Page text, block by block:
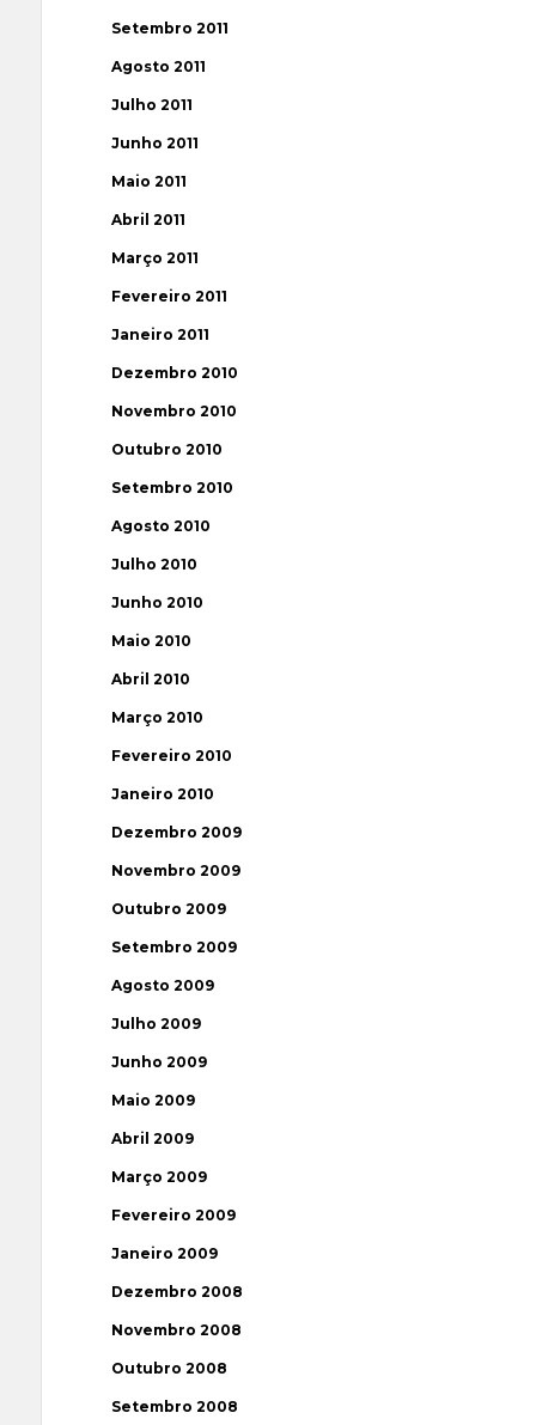
Setembro 2011
Agosto 2011
Julho 2011
Junho 2011
Maio 2011
Abril 2011
Março 2011
Fevereiro 2011
Janeiro 2011
Dezembro 2010
Novembro 2010
Outubro 2010
Setembro 2010
Agosto 2010
Julho 2010
Junho 2010
Maio 2010
Abril 2010
Março 2010
Fevereiro 2010
Janeiro 2010
Dezembro 2009
Novembro 2009
Outubro 2009
Setembro 2009
Agosto 2009
Julho 2009
Junho 2009
Maio 2009
Abril 2009
Março 2009
Fevereiro 2009
Janeiro 2009
Dezembro 2008
Novembro 2008
Outubro 2008
Setembro 2008